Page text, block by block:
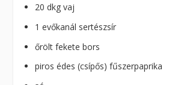
20 dkg vaj
1 evőkanál sertészsír
őrölt fekete bors
piros édes (csípős) fűszerpaprika